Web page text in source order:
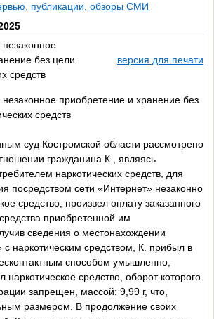
публикации, обзоры СМИ
незаконное
без цели
средств
версия для печати
незаконное приобретение и хранение без
средств
суд Костромской области рассмотрено
гражданина К., являясь
наркотических средств, для
посредством сети «Интернет» незаконно
средство, произвел оплату заказанного
приобретенной им
сведения о местонахождении
с наркотическим средством, К. прибыл в
способом умышленно,
наркотическое средство, оборот которого
запрещен, массой: 9,99 г, что,
размером. В продолжение своих